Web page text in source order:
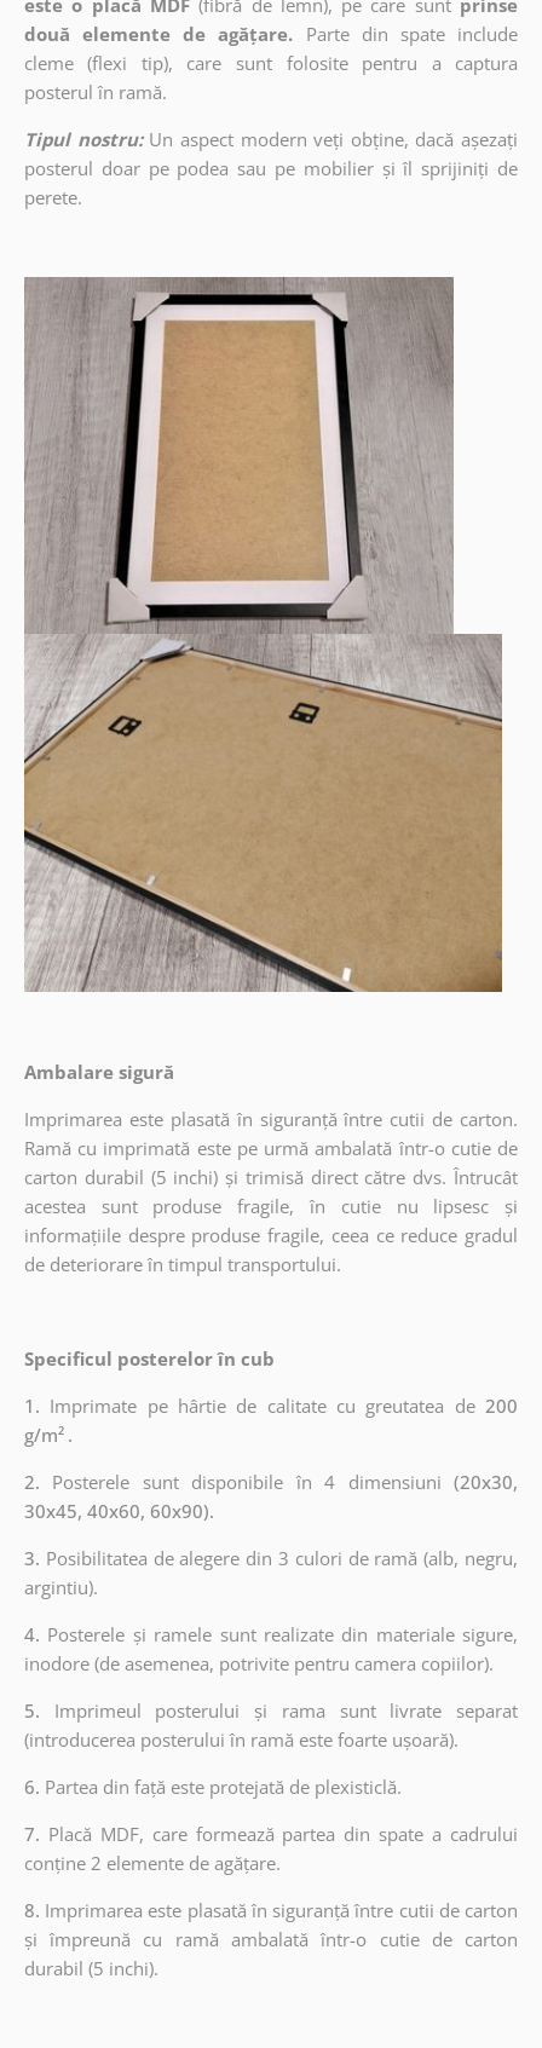
este o placă MDF (fibră de lemn), pe care sunt prinse
două elemente de agățare. Parte din spate include
cleme (flexi tip), care sunt folosite pentru a captura
posterul în ramă.
Tipul nostru: Un aspect modern veți obține, dacă așezați
posterul doar pe podea sau pe mobilier și îl sprijiniți de
perete.
Ambalare sigură
Imprimarea este plasată în siguranță între cutii de carton.
Ramă cu imprimată este pe urmă ambalată într-o cutie de
carton durabil (5 inchi) și trimisă direct către dvs. Întrucât
acestea sunt produse fragile, în cutie nu lipsesc și
informațiile despre produse fragile, ceea ce reduce gradul
de deteriorare în timpul transportului.
Specificul posterelor în cub
1. Imprimate pe hârtie de calitate cu greutatea de200
g/m² .
2. Posterele sunt disponibile în 4 dimensiuni (20x30,
30x45, 40x60, 60x90).
3. Posibilitatea de alegere din 3 culori de ramă (alb, negru,
argintiu).
4. Posterele și ramele sunt realizate din materiale sigure,
inodore (de asemenea, potrivite pentru camera copiilor).
5. Imprimeul posterului și rama sunt livrate separat
(introducerea posterului în ramă este foarte ușoară).
6. Partea din față este protejată de plexisticlă.
7. Placă MDF, care formează partea din spate a cadrului
conține 2 elemente de agățare.
8. Imprimarea este plasată în siguranță între cutii de carton
și împreună cu ramă ambalată într-o cutie de carton
durabil (5 inchi).